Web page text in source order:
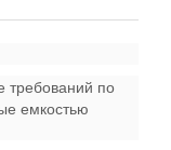
требований по
емкостью